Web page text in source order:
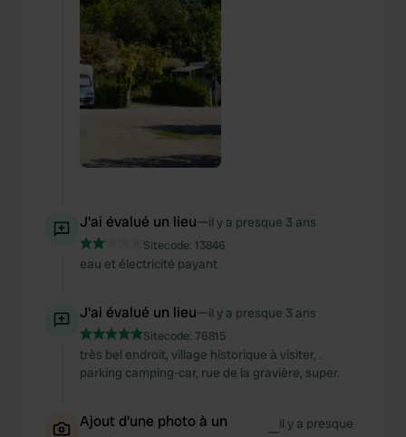
J'ai évalué un lieu—il y a presque 3 ans
Sitecode: 13846
eau et électricité payant
J'ai évalué un lieu—il y a presque 3 ans
Sitecode: 76815
très bel endroit, village historique à visiter, .
parking camping-car, rue de la gravière, super.
Ajout d'une photo à un
—il y a presque